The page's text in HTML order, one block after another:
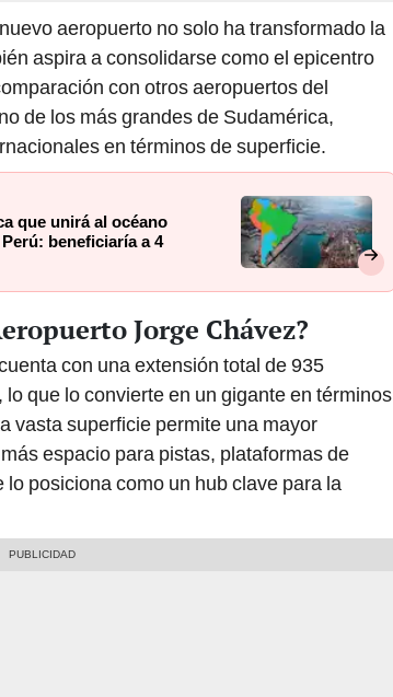
aeropuerto no solo ha transformado la
aspira a consolidarse como el epicentro
con otros aeropuertos del
de los más grandes de Sudamérica,
en términos de superficie.
que unirá al océano
beneficiaría a 4
Jorge Chávez?
con una extensión total de 935
que lo convierte en un gigante en términos
vasta superficie permite una mayor
espacio para pistas, plataformas de
posiciona como un hub clave para la